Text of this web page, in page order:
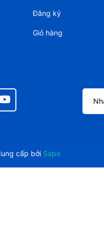
Đăng ký
Giỏ hàng
cấp bởi Sapo